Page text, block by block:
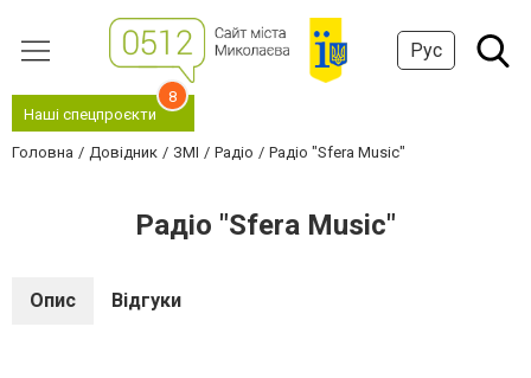
Рус
Наші спецпроєкти
8
Головна Довідник ЗМІ Радіо Радіо "Sfera Music"
Радіо "Sfera Music"
Опис Відгуки